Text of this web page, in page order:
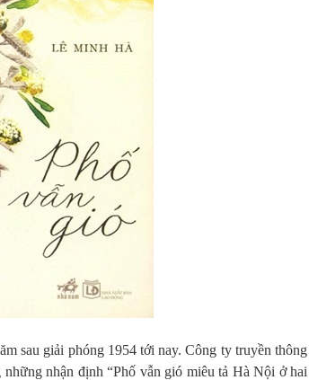
sau giải phóng 1954 tới nay. Công ty truyền thông
nhận định “Phố vẫn gió miêu tả Hà Nội ở hai